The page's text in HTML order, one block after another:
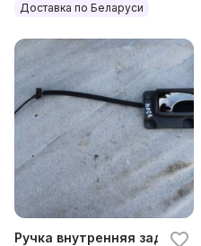
Доставка по Беларуси
Ручка внутренняя задняя